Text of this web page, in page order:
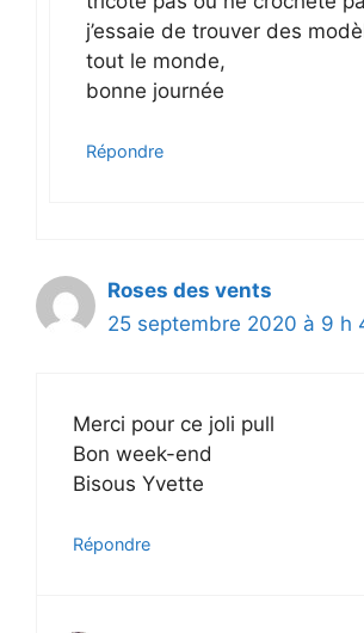
j’essaie de trouver des
tout le monde,
bonne journée
Répondre
Roses des vents
25 septembre 2020 à 9 h
Merci pour ce joli pull
Bon week-end
Bisous Yvette
Répondre